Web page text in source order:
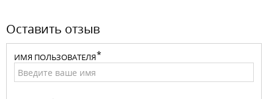
Оставить отзыв
ИМЯ ПОЛЬЗОВАТЕЛЯ